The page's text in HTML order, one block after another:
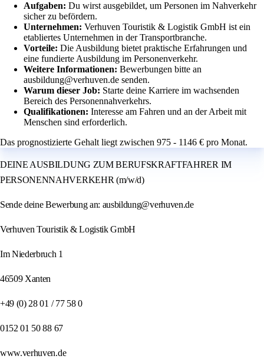
Aufgaben: Du wirst ausgebildet, um Personen im Nahverkehr
sicher zu befördern.
Unternehmen: Verhuven Touristik & Logistik GmbH ist ein
etabliertes Unternehmen in der Transportbranche.
Vorteile: Die Ausbildung bietet praktische Erfahrungen und
eine fundierte Ausbildung im Personenverkehr.
Weitere Informationen: Bewerbungen bitte an
ausbildung@verhuven.de senden.
Warum dieser Job: Starte deine Karriere im wachsenden
Bereich des Personennahverkehrs.
Qualifikationen: Interesse am Fahren und an der Arbeit mit
Menschen sind erforderlich.
Das prognostizierte Gehalt liegt zwischen 975 - 1146 € pro Monat.
DEINE AUSBILDUNG ZUM BERUFSKRAFTFAHRER IM
PERSONENNAHVERKEHR (m/w/d)
Sende deine Bewerbung an: ausbildung@verhuven.de
Verhuven Touristik & Logistik GmbH
Im Niederbruch 1
46509 Xanten
+49 (0) 28 01 / 77 58 0
0152 01 50 88 67
www.verhuven.de